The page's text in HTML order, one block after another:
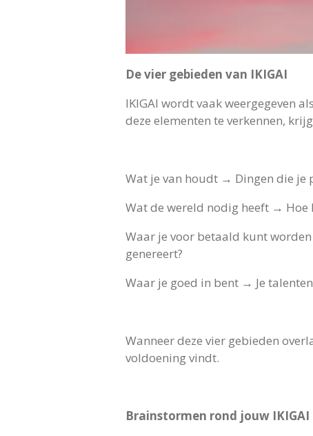
De vier gebieden van IKIGAI
IKIGAI wordt vaak weergegeven
deze elementen te verkennen,
Wat je van houdt → Dingen die je
Wat de wereld nodig heeft → Hoe
Waar je voor betaald kunt
genereert?
Waar je goed in bent → Je
Wanneer deze vier gebieden
voldoening vindt.
Brainstormen rond jouw IKIGAI